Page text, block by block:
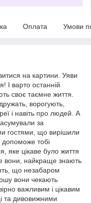
Оплата Умови
на картини. Уяви
І варто останній
своє таємне життя.
ворогують,
і навіть про людей. А
за
гостями, що вирішили
допоможе тобі
яке цікаве було життя
вони, найкраще знають
що незабаром
вони чекають
важливим і цікавим
та дивовижними